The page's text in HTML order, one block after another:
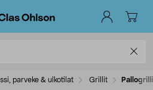
parveke & ulkotilat Grillit